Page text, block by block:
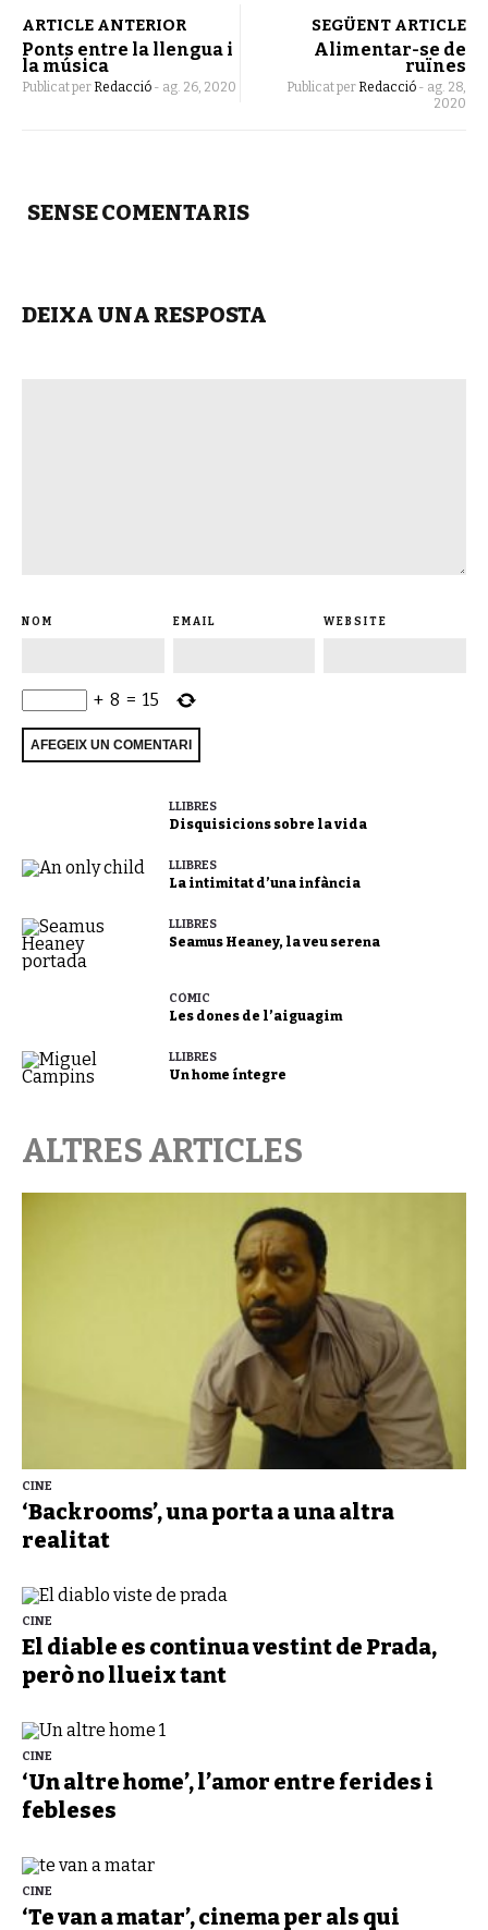
ARTICLE ANTERIOR
Ponts entre la llengua i
la música
Publicat per Redacció - ag. 26, 2020
SEGÜENT ARTICLE
Alimentar-se de
ruïnes
Publicat per Redacció - ag. 28,
2020
SENSE COMENTARIS
DEIXA UNA RESPOSTA
NOM EMAIL WEBSITE
+ 8 = 15
LLIBRES
Disquisicions sobre la vida
LLIBRES
La intimitat d’una infància
LLIBRES
Seamus Heaney, la veu serena
CÒMIC
Les dones de l’aiguagim
LLIBRES
Un home íntegre
ALTRES ARTICLES
CINE
‘Backrooms’, una porta a una altra
realitat
CINE
El diable es continua vestint de Prada,
però no llueix tant
CINE
‘Un altre home’, l’amor entre ferides i
febleses
CINE
‘Te van a matar’, cinema per als qui